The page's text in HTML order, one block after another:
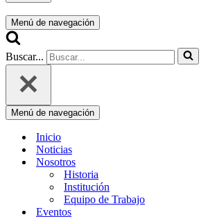
Menú de navegación
Buscar...
Menú de navegación
Inicio
Noticias
Nosotros
Historia
Institución
Equipo de Trabajo
Eventos